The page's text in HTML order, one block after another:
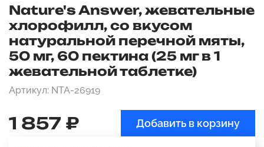
Nature's Answer, жевательные
хлорофилл, со вкусом
натуральной перечной мяты,
50 мг, 60 пектина (25 мг в 1
жевательной таблетке)
Артикул: NTA-26919
1 857 ₽ Добавить в корзину